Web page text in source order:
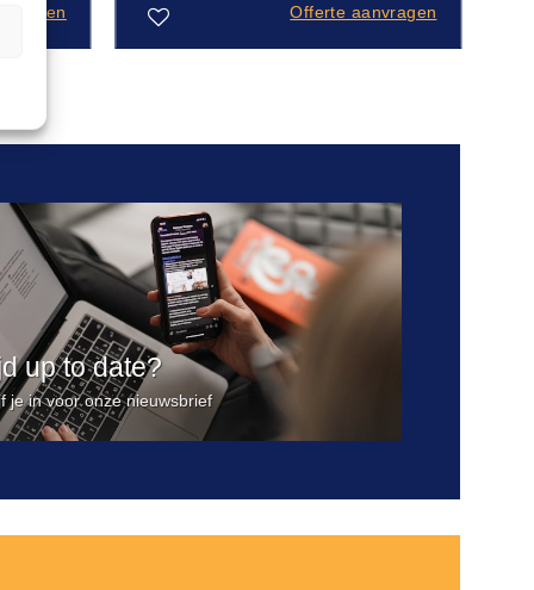
Offerte aanvragen
up to date?
je in voor onze nieuwsbrief